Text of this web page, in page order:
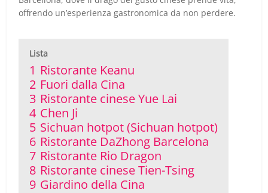
offrendo un’esperienza gastronomica da non perdere.
Lista
1 Ristorante Keanu
2 Fuori dalla Cina
3 Ristorante cinese Yue Lai
4 Chen Ji
5 Sichuan hotpot (Sichuan hotpot)
6 Ristorante DaZhong Barcelona
7 Ristorante Rio Dragon
8 Ristorante cinese Tien-Tsing
9 Giardino della Cina